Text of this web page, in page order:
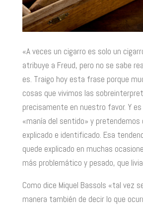
«A veces un cigarro es solo un
atribuye a Freud, pero no se sabe
es. Traigo hoy esta frase porque
cosas que vivimos las
precisamente en nuestro favor. Y
«manía del sentido» y pretendemos
explicado e identificado. Esa
quede explicado en muchas
más problemático y pesado, que
Como dice Miquel Bassols «tal vez
manera también de decir lo que